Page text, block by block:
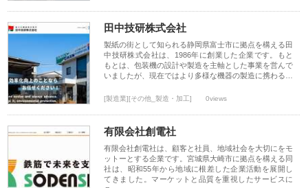
田中技研株式会社
製紙の街として知られる静岡県富士市に拠点を構える田
中技研株式会社は、1986年に創業した企業です。もと
もとは、包装機の設計や製造を主軸とした事業を営んで
いましたが、現在ではより多様な機器の製造に携わる…
[製造業][その他_製造・加工] 0views
有限会社創電社
有限会社創電社は、顧客と社員、地域社会を大切にをモ
ットーとする企業です。宮城県大崎市に拠点を構える同
社は、昭和55年から地域に根差した企業活動を展開し
てきました。マーケットと品質を重視したサービスに